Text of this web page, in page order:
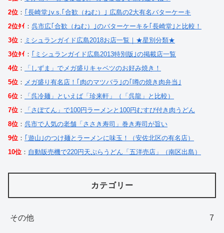
2位 ： ｢長崎堂｣v.s.｢合歓（ねむ）｣ 広島の2大有名バターケーキ
2位ﾀｲ ： 呉市広｢合歓（ねむ）｣のバターケーキを｢長崎堂｣と比較！
3位 ： ミシュランガイド広島2018お店一覧｜★星別分類★
3位ﾀｲ ： ｢ミシュランガイド広島2013特別版｣の掲載店一覧
4位 ：
「しずま」でメガ盛りキャベツのお好み焼き！
5位 ： メガ盛り有名店！｢肉のマツバラ｣の｢噂の焼き肉弁当｣
6位 ：
「呉冷麺」といえば「珍来軒」（「呉龍」と比較）
7位 ：
「さぼてん」で100円ラーメンと100円むすび付き肉うどん
8位 ： 呉市で人気の老舗「ささき寿司」巻き寿司が旨い
9位 ： ｢遊山｣のつけ麺とラーメンに味玉！（安佐北区の有名店）
10位 ： 自動販売機で220円天ぷらうどん「五洋売店」（南区出島）
カテゴリー
その他 7